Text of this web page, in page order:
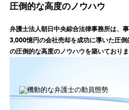
圧倒的な高度のノウハウ
弁護士法人朝日中央綜合法律事務所は、
3,000憶円の会社売却を成功に導いた圧
の圧倒的な高度のノウハウを築いておりま